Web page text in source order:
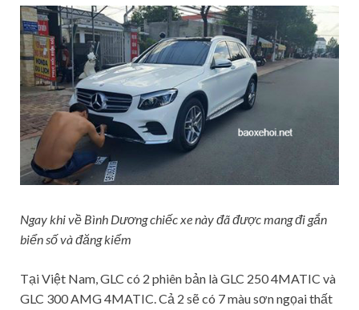
Ngay khi về Bình Dương chiếc xe này đã được mang đi gắn
biển số và đăng kiểm
Tại Việt Nam, GLC có 2 phiên bản là GLC 250 4MATIC và
GLC 300 AMG 4MATIC. Cả 2 sẽ có 7 màu sơn ngọai thất